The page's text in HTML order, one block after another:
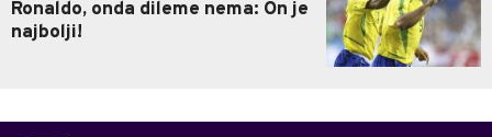
Ronaldo, onda dileme nema: On je
najbolji!